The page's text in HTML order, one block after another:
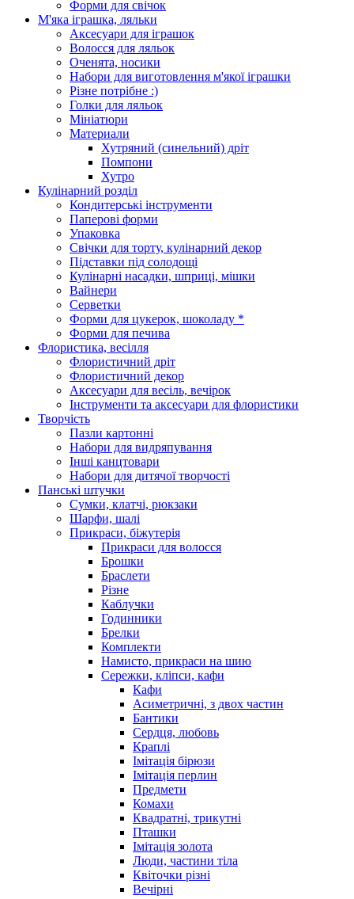
Форми для свічок
М'яка іграшка, ляльки
Аксесуари для іграшок
Волосся для ляльок
Оченята, носики
Набори для виготовлення м'якої іграшки
Різне потрібне :)
Голки для ляльок
Мініатюри
Материали
Хутряний (синельний) дріт
Помпони
Хутро
Кулінарний розділ
Кондитерські інструменти
Паперові форми
Упаковка
Свічки для торту, кулінарний декор
Підставки під солодощі
Кулінарні насадки, шприці, мішки
Вайнери
Серветки
Форми для цукерок, шоколаду *
Форми для печива
Флористика, весілля
Флористичний дріт
Флористичний декор
Аксесуари для весіль, вечірок
Інструменти та аксесуари для флористики
Творчість
Пазли картонні
Набори для видряпування
Інші канцтовари
Набори для дитячої творчості
Панські штучки
Сумки, клатчі, рюкзаки
Шарфи, шалі
Прикраси, біжутерія
Прикраси для волосся
Брошки
Браслети
Різне
Каблучки
Годинники
Брелки
Комплекти
Намисто, прикраси на шию
Сережки, кліпси, кафи
Кафи
Асиметричні, з двох частин
Бантики
Сердця, любовь
Краплі
Імітація бірюзи
Імітація перлин
Предмети
Комахи
Квадратні, трикутні
Пташки
Імітація золота
Люди, частини тіла
Квіточки різні
Вечірні